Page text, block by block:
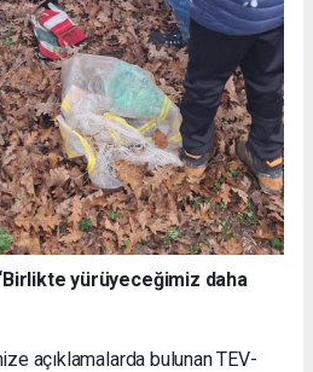
yürüyeceğimiz daha
açıklamalarda bulunan TEV-